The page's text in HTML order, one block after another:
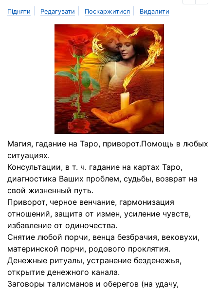
Підняти Редагувати Поскаржитися Видалити
Магия, гадание на Таро, приворот.Помощь в любых
ситуациях.
Консультации, в т. ч. гадание на картах Таро,
диагностика Ваших проблем, судьбы, возврат на
свой жизненный путь.
Приворот, черное венчание, гармонизация
отношений, защита от измен, усиление чувств,
избавление от одиночества.
Снятие любой порчи, венца безбрачия, вековухи,
материнской порчи, родового проклятия.
Денежные ритуалы, устранение безденежья,
открытие денежного канала.
Заговоры талисманов и оберегов (на удачу,